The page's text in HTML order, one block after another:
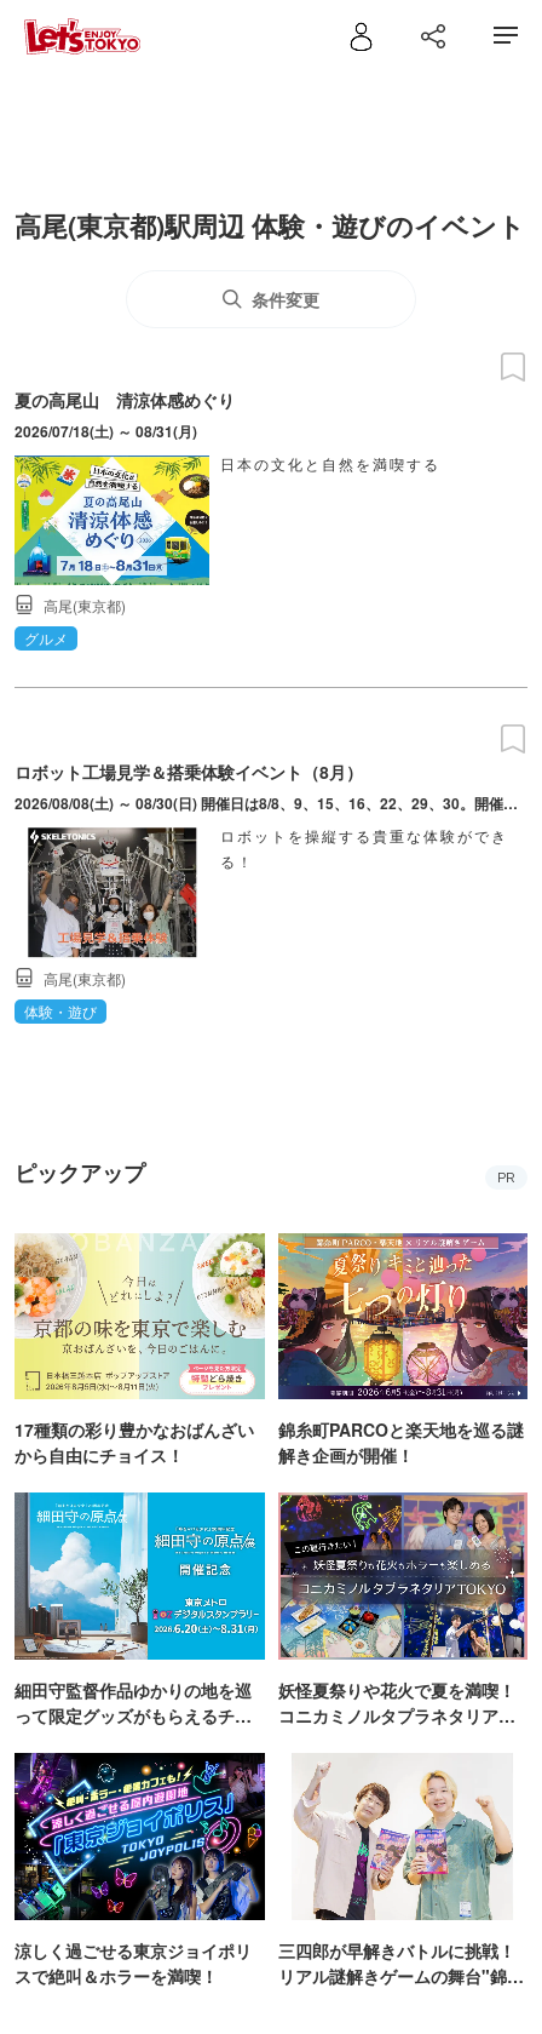
高尾(東京都)駅周辺 体験・遊びのイベント
条件変更
夏の高尾山 清涼体感めぐり
2026/07/18(土) ～ 08/31(月)
日本の文化と自然を満喫する
高尾(東京都)
グルメ
ロボット工場見学＆搭乗体験イベント（8月）
2026/08/08(土) ～ 08/30(日) 開催日は8/8、9、15、16、22、29、30。開催時間は10:30～、13:30～、16:00～。
ロボットを操縦する貴重な体験ができ
る！
高尾(東京都)
体験・遊び
ピックアップ PR
17種類の彩り豊かなおばんざい
から自由にチョイス！
錦糸町PARCOと楽天地を巡る謎
解き企画が開催！
細田守監督作品ゆかりの地を巡
って限定グッズがもらえるチャ
妖怪夏祭りや花火で夏を満喫！
コニカミノルタプラネタリア
涼しく過ごせる東京ジョイポリ
スで絶叫＆ホラーを満喫！
三四郎が早解きバトルに挑戦！
リアル謎解きゲームの舞台"錦糸